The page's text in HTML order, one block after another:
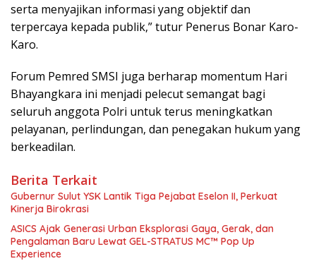
serta menyajikan informasi yang objektif dan
terpercaya kepada publik,” tutur Penerus Bonar Karo-
Karo.
Forum Pemred SMSI juga berharap momentum Hari
Bhayangkara ini menjadi pelecut semangat bagi
seluruh anggota Polri untuk terus meningkatkan
pelayanan, perlindungan, dan penegakan hukum yang
berkeadilan.
Berita Terkait
Gubernur Sulut YSK Lantik Tiga Pejabat Eselon II, Perkuat
Kinerja Birokrasi
ASICS Ajak Generasi Urban Eksplorasi Gaya, Gerak, dan
Pengalaman Baru Lewat GEL-STRATUS MC™ Pop Up
Experience